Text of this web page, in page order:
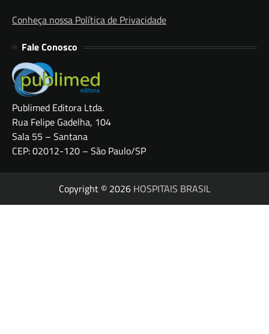
Conheça nossa Política de Privacidade
Fale Conosco
Publimed Editora Ltda.
Rua Felipe Gadelha, 104
Sala 55 – Santana
CEP: 02012-120 – São Paulo/SP
Copyright © 2026 HOSPITAIS BRASIL